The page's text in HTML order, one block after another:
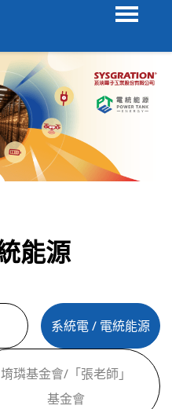
能源
系統電 / 電統能源
堉璘基金會/「張老師」
基金會